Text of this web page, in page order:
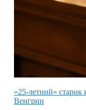
«25-летний» старик
Венгрии